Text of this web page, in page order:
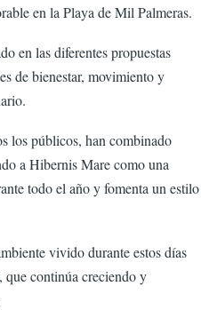
en la Playa de Mil Palmeras.
en las diferentes propuestas
de bienestar, movimiento y
los públicos, han combinado
a Hibernis Mare como una
todo el año y fomenta un estilo
vivido durante estos días
que continúa creciendo y